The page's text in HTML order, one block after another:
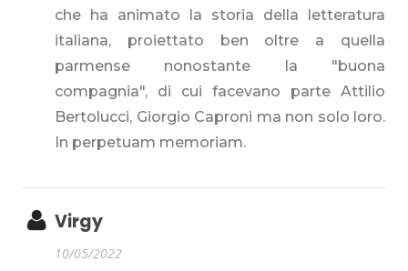
che ha animato la storia della letteratura
italiana, proiettato ben oltre a quella
parmense nonostante la "buona
compagnia", di cui facevano parte Attilio
Bertolucci, Giorgio Caproni ma non solo loro.
In perpetuam memoriam.
Virgy
10/05/2022